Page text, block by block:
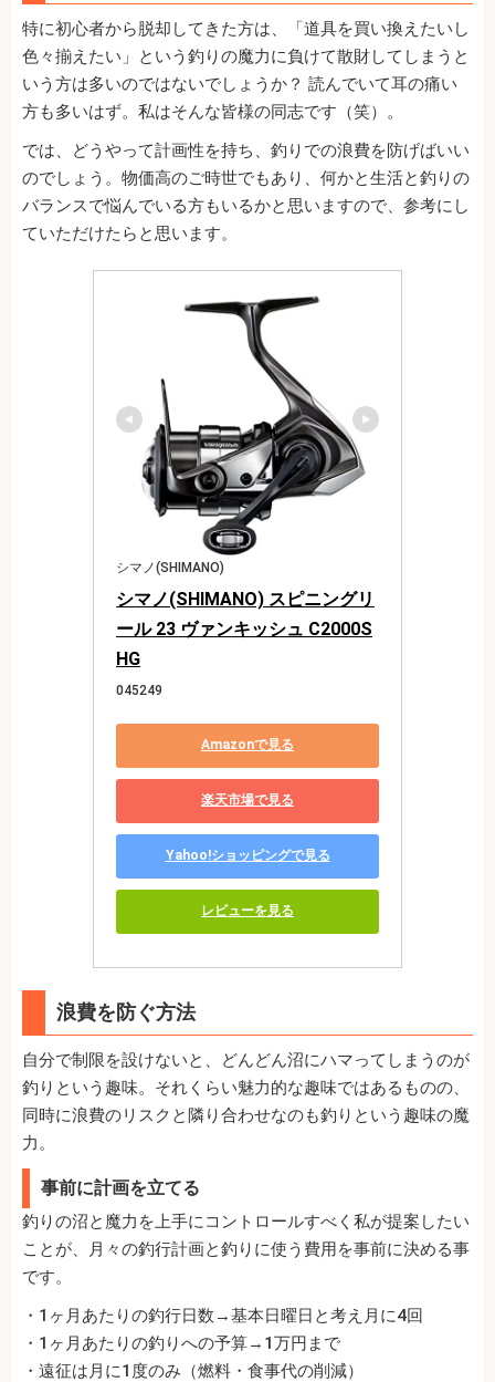
特に初心者から脱却してきた方は、「道具を買い換えたいし
色々揃えたい」という釣りの魔力に負けて散財してしまうと
いう方は多いのではないでしょうか？ 読んでいて耳の痛い
方も多いはず。私はそんな皆様の同志です（笑）。
では、どうやって計画性を持ち、釣りでの浪費を防げばいい
のでしょう。物価高のご時世でもあり、何かと生活と釣りの
バランスで悩んでいる方もいるかと思いますので、参考にし
ていただけたらと思います。
シマノ(SHIMANO)
シマノ(SHIMANO) スピニングリ
ール 23 ヴァンキッシュ C2000S
HG
045249
Amazonで見る
楽天市場で見る
Yahoo!ショッピングで見る
レビューを見る
浪費を防ぐ方法
自分で制限を設けないと、どんどん沼にハマってしまうのが
釣りという趣味。それくらい魅力的な趣味ではあるものの、
同時に浪費のリスクと隣り合わせなのも釣りという趣味の魔
力。
事前に計画を立てる
釣りの沼と魔力を上手にコントロールすべく私が提案したい
ことが、月々の釣行計画と釣りに使う費用を事前に決める事
です。
・1ヶ月あたりの釣行日数→基本日曜日と考え月に4回
・1ヶ月あたりの釣りへの予算→1万円まで
・遠征は月に1度のみ（燃料・食事代の削減）